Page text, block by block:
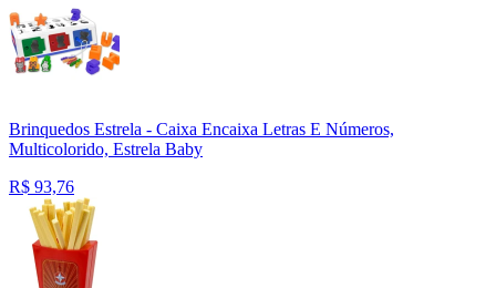
Brinquedos Estrela - Caixa Encaixa Letras E Números,
Multicolorido, Estrela Baby
R$ 93,76